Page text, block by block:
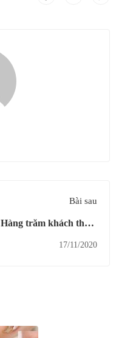
Bài sau
Hàng trăm khách tham
17/11/2020